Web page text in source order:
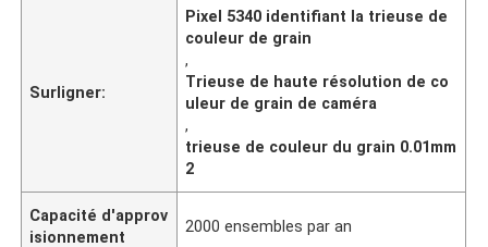
Surligner:
Pixel 5340 identifiant la trieuse de
couleur de grain
,
Trieuse de haute résolution de co
uleur de grain de caméra
,
trieuse de couleur du grain 0.01mm
2
Capacité d'approv
isionnement
2000 ensembles par an